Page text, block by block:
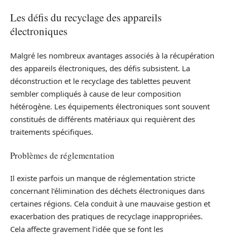
Les défis du recyclage des appareils
électroniques
Malgré les nombreux avantages associés à la récupération
des appareils électroniques, des défis subsistent. La
déconstruction et le recyclage des tablettes peuvent
sembler compliqués à cause de leur composition
hétérogène. Les équipements électroniques sont souvent
constitués de différents matériaux qui requièrent des
traitements spécifiques.
Problèmes de réglementation
Il existe parfois un manque de réglementation stricte
concernant l’élimination des déchets électroniques dans
certaines régions. Cela conduit à une mauvaise gestion et
exacerbation des pratiques de recyclage inappropriées.
Cela affecte gravement l’idée que se font les